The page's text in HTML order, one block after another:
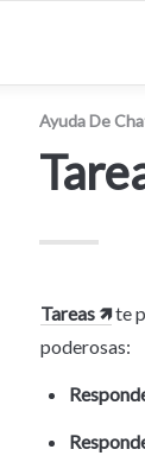
Ayuda De
Tareas 🡽 te
poderosas: